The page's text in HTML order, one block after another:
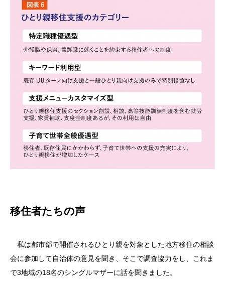
移住者たちの声
私は都市部で開催されるひとり親を対象とした地方移住の相談
会に参加して自治体の意見を聞き、そこで調査協力をし、これま
で3地域の18名のシングルマザーに話を聞きました。